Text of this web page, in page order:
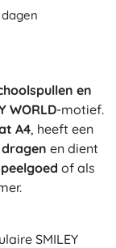
en
WORLD-motief.
A4, heeft een
en dient
of als
SMILEY